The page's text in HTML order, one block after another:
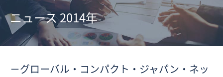
ニュース 2014年
－グローバル・コンパクト・ジャパン・ネッ